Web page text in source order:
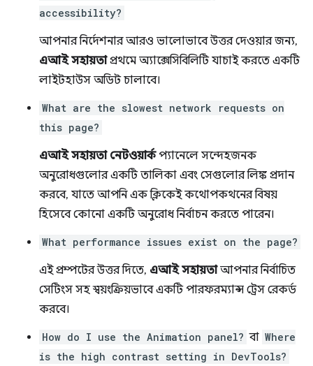
accessibility?
আপনার নির্দেশনার আরও ভালোভাবে উত্তর দেওয়ার জন্য,
এআই সহায়তাপ্রথমে অ্যাক্সেসিবিলিটি যাচাই করতে একটি
লাইটহাউস অডিট চালাবে।
What are the slowest network requests on
this page?
এআই সহায়তা নেটওয়ার্কপ্যানেলে সন্দেহজনক
অনুরোধগুলোর একটি তালিকা এবং সেগুলোর লিঙ্ক প্রদান
করবে, যাতে আপনি এক ক্লিকেই কথোপকথনের বিষয়
হিসেবে কোনো একটি অনুরোধ নির্বাচন করতে পারেন।
What performance issues exist on the page?
এই প্রম্পটের উত্তর দিতে, এআই সহায়তাআপনার নির্বাচিত
সেটিংস সহ স্বয়ংক্রিয়ভাবে একটি পারফরম্যান্স ট্রেস রেকর্ড
করবে।
How do I use the Animation panel? বা Where
is the high contrast setting in DevTools?